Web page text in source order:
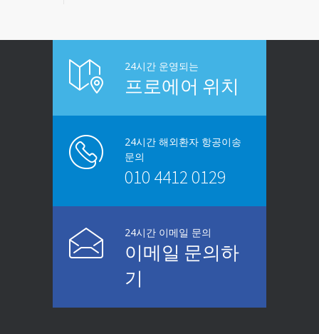
24시간 운영되는
프로에어 위치
24시간 해외환자 항공이송
문의
010 4412 0129
24시간 이메일 문의
이메일 문의하
기